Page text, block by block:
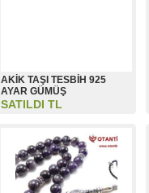
AKİK TAŞI TESBİH 925
AYAR GÜMÜŞ
SATILDI TL